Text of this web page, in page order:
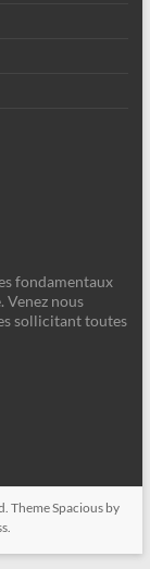
fondamentaux
Venez nous
sollicitant toutes
ThemeSpacious by
.